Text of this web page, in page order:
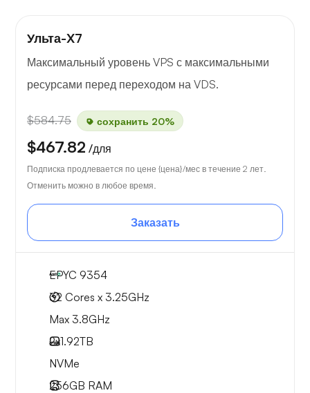
Ульта-X7
Максимальный уровень VPS с максимальными
ресурсами перед переходом на VDS.
$584.75 сохранить 20%
$467.82 /для
Подписка продлевается по цене {цена}/мес в течение 2 лет.
Отменить можно в любое время.
Заказать
EPYC 9354
32 Cores x 3.25GHz
Max 3.8GHz
2x1.92TB
NVMe
256GB RAM